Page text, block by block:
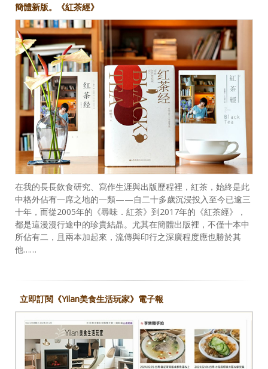
簡體新版。《紅茶經》
在我的長長飲食研究、寫作生涯與出版歷程裡，紅茶，始終是此
中格外佔有一席之地的一類——自二十多歲沉浸投入至今已逾三
十年，而從2005年的《尋味．紅茶》到2017年的《紅茶經》，
都是這漫漫行途中的珍貴結晶。尤其在簡體出版裡，不僅十本中
所佔有二，且兩本加起來，流傳與印行之深廣程度應也勝於其
他……
立即訂閱《Yilan美食生活玩家》電子報